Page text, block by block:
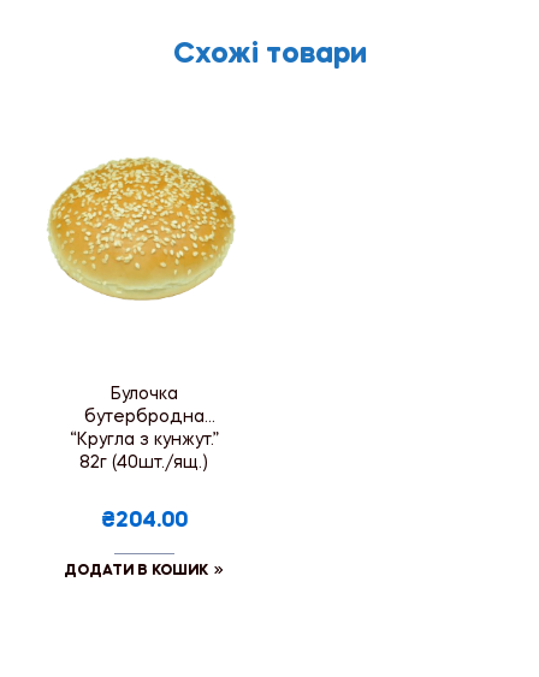
Схожі товари
Булочка
бутербродна
“Кругла з кунжут.”
82г (40шт./ящ.)
₴204.00
ДОДАТИ В КОШИК